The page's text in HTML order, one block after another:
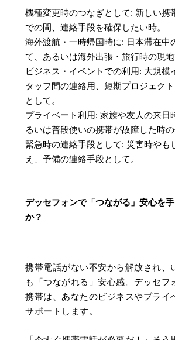
機種変更時のつなぎとして: 新しい携
での間、連絡手段を確保したい時。
海外渡航・一時帰国時に: 日本滞在中
て、あるいは海外出張・旅行時の現地
ビジネス・イベントでの利用: 大規模
タッフ間の連絡用、短期プロジェク
として。
プライベート利用: 家族や友人の来日
るいは普段使いの携帯が故障した時の
緊急時の連絡手段として: 災害時やも
え、予備の連絡手段として。
デッセフォンで「つながる」安心を
か？
携帯電話がない不安から解放され、
も「つながれる」安心感。デッセフ
携帯は、あなたのビジネスやプライ
サポートします。